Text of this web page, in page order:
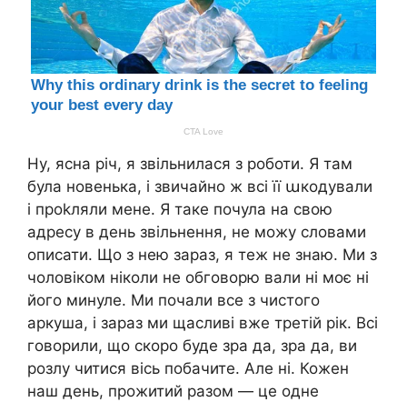
Ну, ясна річ, я звільнилася з роботи. Я там
була новенька, і звичайно ж всі її աкодували
і проkляли мене. Я таке почула на свою
адресу в день звільнення, не можу словами
описати. Що з нею зараз, я теж не знаю. Ми з
чоловіком ніколи не обговорю вали ні моє ні
його минуле. Ми почали все з чистого
аркуша, і зараз ми щасливі вже третій рік. Всі
говорили, що скоро буде зра да, зра да, ви
розлу читися вісь побачите. Але ні. Кожен
наш день, прожитий разом — це одне